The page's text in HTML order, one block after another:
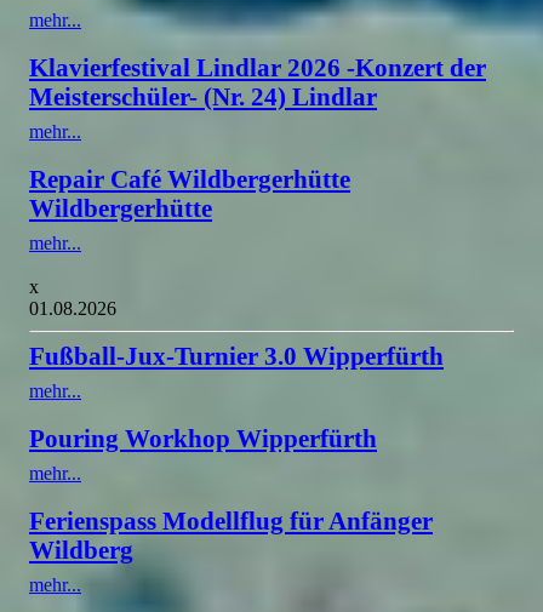
mehr...
Klavierfestival Lindlar 2026 -Konzert der
Meisterschüler- (Nr. 24) Lindlar
mehr...
Repair Café Wildbergerhütte
Wildbergerhütte
mehr...
x
01.08.2026
Fußball-Jux-Turnier 3.0 Wipperfürth
mehr...
Pouring Workhop Wipperfürth
mehr...
Ferienspass Modellflug für Anfänger
Wildberg
mehr...